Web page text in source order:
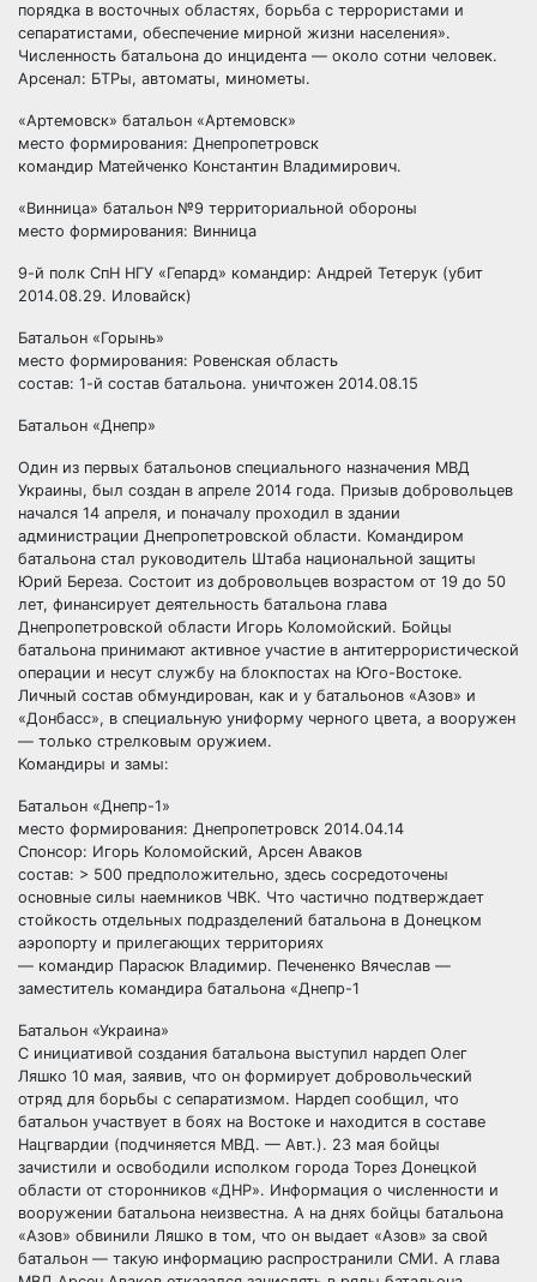
порядка в восточных областях, борьба с террористами и
сепаратистами, обеспечение мирной жизни населения».
Численность батальона до инцидента — около сотни человек.
Арсенал: БТРы, автоматы, минометы.
«Артемовск» батальон «Артемовск»
место формирования: Днепропетровск
командир Матейченко Константин Владимирович.
«Винница» батальон №9 территориальной обороны
место формирования: Винница
9-й полк СпН НГУ «Гепард» командир: Андрей Тетерук (убит
2014.08.29. Иловайск)
Батальон «Горынь»
место формирования: Ровенская область
состав: 1-й состав батальона. уничтожен 2014.08.15
Батальон «Днепр»
Один из первых батальонов специального назначения МВД
Украины, был создан в апреле 2014 года. Призыв добровольцев
начался 14 апреля, и поначалу проходил в здании
администрации Днепропетровской области. Командиром
батальона стал руководитель Штаба национальной защиты
Юрий Береза. Состоит из добровольцев возрастом от 19 до 50
лет, финансирует деятельность батальона глава
Днепропетровской области Игорь Коломойский. Бойцы
батальона принимают активное участие в антитеррористической
операции и несут службу на блокпостах на Юго-Востоке.
Личный состав обмундирован, как и у батальонов «Азов» и
«Донбасс», в специальную униформу черного цвета, а вооружен
— только стрелковым оружием.
Командиры и замы:
Батальон «Днепр-1»
место формирования: Днепропетровск 2014.04.14
Спонсор: Игорь Коломойский, Арсен Аваков
состав: > 500 предположительно, здесь сосредоточены
основные силы наемников ЧВК. Что частично подтверждает
стойкость отдельных подразделений батальона в Донецком
аэропорту и прилегающих территориях
— командир Парасюк Владимир. Печененко Вячеслав —
заместитель командира батальона «Днепр-1
Батальон «Украина»
С инициативой создания батальона выступил нардеп Олег
Ляшко 10 мая, заявив, что он формирует добровольческий
отряд для борьбы с сепаратизмом. Нардеп сообщил, что
батальон участвует в боях на Востоке и находится в составе
Нацгвардии (подчиняется МВД. — Авт.). 23 мая бойцы
зачистили и освободили исполком города Торез Донецкой
области от сторонников «ДНР». Информация о численности и
вооружении батальона неизвестна. А на днях бойцы батальона
«Азов» обвинили Ляшко в том, что он выдает «Азов» за свой
батальон — такую информацию распространили СМИ. А глава